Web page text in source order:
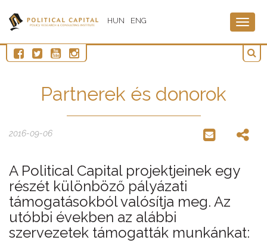
HUN ENG
Partnerek és donorok
2016-09-06
A Political Capital projektjeinek egy
részét különböző pályázati
támogatásokból valósítja meg. Az
utóbbi években az alábbi
szervezetek támogatták munkánkat: